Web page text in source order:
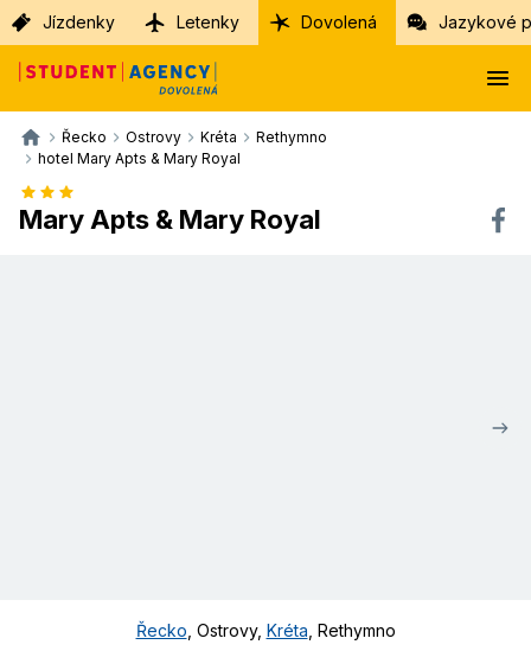
Jízdenky Letenky Dovolená Jazykové
Řecko Ostrovy Kréta
Rethymno
hotel Mary Apts & Mary Royal
Mary Apts & Mary Royal
Řecko Ostrovy, Kréta Rethymno